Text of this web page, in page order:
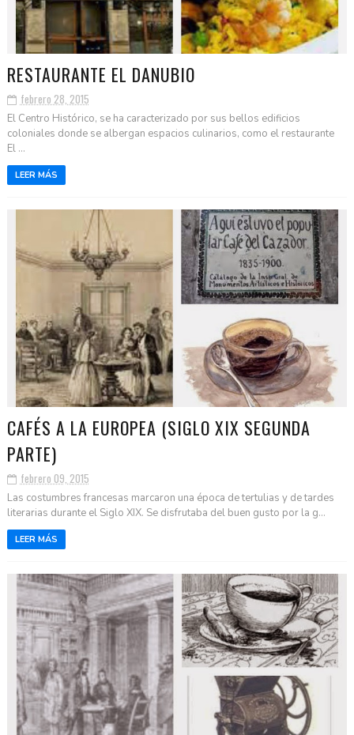
RESTAURANTE EL DANUBIO
febrero 28, 2015
El Centro Histórico, se ha caracterizado por sus bellos edificios
coloniales donde se albergan espacios culinarios, como el restaurante
El ...
LEER MÁS
CAFÉS A LA EUROPEA (SIGLO XIX SEGUNDA
PARTE)
febrero 09, 2015
Las costumbres francesas marcaron una época de tertulias y de tardes
literarias durante el Siglo XIX. Se disfrutaba del buen gusto por la g...
LEER MÁS